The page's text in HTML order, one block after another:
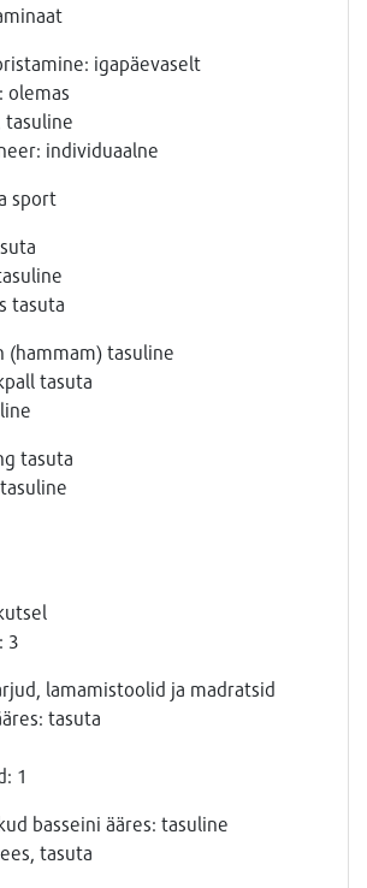
igapäevaselt
olemas
tasuline
individuaalne
sport
tasuta
(hammam) tasuline
tasuta
tasuta
3
lamamistoolid ja madratsid
tasuta
1
basseini ääres: tasuline
tasuta